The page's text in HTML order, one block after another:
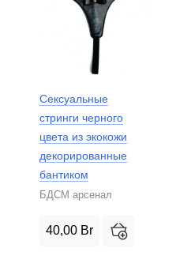
Сексуальные
стринги черного
цвета из экокожи
декорированные
бантиком
БДСМ арсенал
40,00 Br